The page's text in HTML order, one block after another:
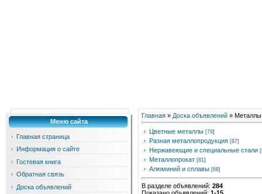
Меню сайта
Главная страница
Информация о сайте
Гостевая книга
Обратная связь
Доска объявлений
Главная » Доска объявлений » Металлы
Цветные металлы [79]
Разная металлопродукция [87]
Нержавеющие и специальные стали
Металлопрокат [81]
Алюминий и сплавы [68]
В разделе объявлений: 284